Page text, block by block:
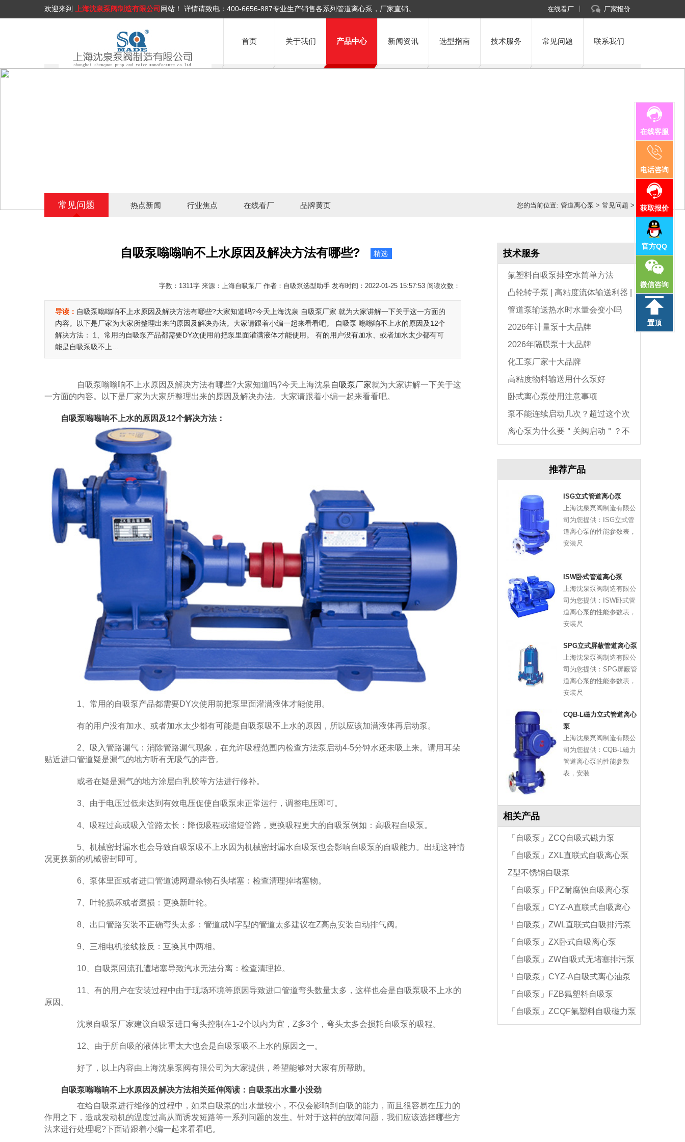
欢迎来到 上海沈泉泵阀制造有限公司 网站！ 详情请致电： 400-6656-887专业生产销售各系列管道离心泵，厂家直销。 在线看厂 厂家报价
首页 关于我们 产品中心 新闻资讯 选型指南 技术服务 常见问题 联系我们
在线客服
电话咨询
获取报价
官方QQ
微信咨询
置顶
常见问题 热点新闻 行业焦点 在线看厂 品牌黄页 您的当前位置:管道离心泵 >常见问题 >
自吸泵嗡嗡响不上水原因及解决方法有哪些? 精选
字数：1311字 来源：上海自吸泵厂 作者：自吸泵选型助手 发布时间：2022-01-25 15:57:53 阅读次数：
导读： 自吸泵嗡嗡响不上水原因及解决方法有哪些?大家知道吗?今天上海沈泉 自吸泵厂家 就为大家讲解一下关于这一方面的
内容。以下是厂家为大家所整理出来的原因及解决办法。大家请跟着小编一起来看看吧。 自吸泵 嗡嗡响不上水的原因及12个
解决方法： 1、常用的自吸泵产品都需要DY次使用前把泵里面灌满液体才能使用。 有的用户没有加水、或者加水太少都有可
能是自吸泵吸不上...
自吸泵嗡嗡响不上水原因及解决方法有哪些?大家知道吗?今天上海沈泉 自吸泵厂家就为大家讲解一下关于这
一方面的内容。以下是厂家为大家所整理出来的原因及解决办法。大家请跟着小编一起来看看吧。
自吸泵嗡嗡响不上水的原因及12个解决方法：
1、常用的自吸泵产品都需要DY次使用前把泵里面灌满液体才能使用。
有的用户没有加水、或者加水太少都有可能是自吸泵吸不上水的原因，所以应该加满液体再启动泵。
2、吸入管路漏气：消除管路漏气现象，在允许吸程范围内检查方法泵启动4-5分钟水还未吸上来。请用耳朵
贴近进口管道疑是漏气的地方听有无吸气的声音。
或者在疑是漏气的地方涂层白乳胶等方法进行修补。
3、由于电压过低未达到有效电压促使自吸泵未正常运行，调整电压即可。
4、吸程过高或吸入管路太长：降低吸程或缩短管路，更换吸程更大的自吸泵例如：高吸程自吸泵。
5、机械密封漏水也会导致自吸泵吸不上水因为机械密封漏水自吸泵也会影响自吸泵的自吸能力。出现这种情
况更换新的机械密封即可。
6、泵体里面或者进口管道滤网遭杂物石头堵塞：检查清理掉堵塞物。
7、叶轮损坏或者磨损：更换新叶轮。
8、出口管路安装不正确弯头太多：管道成N字型的管道太多建议在Z高点安装自动排气阀。
9、三相电机接线接反：互换其中两相。
10、自吸泵回流孔遭堵塞导致汽水无法分离：检查清理掉。
11、有的用户在安装过程中由于现场环境等原因导致进口管道弯头数量太多，这样也会是自吸泵吸不上水的
原因。
沈泉自吸泵厂家建议自吸泵进口弯头控制在1-2个以内为宜，Z多3个，弯头太多会损耗自吸泵的吸程。
12、由于所自吸的液体比重太大也会是自吸泵吸不上水的原因之一。
好了，以上内容由上海沈泉泵阀有限公司为大家提供，希望能够对大家有所帮助。
自吸泵嗡嗡响不上水原因及解决方法相关延伸阅读：自吸泵出水量小没劲
在给自吸泵进行维修的过程中，如果自吸泵的出水量较小，不仅会影响到自吸的能力，而且很容易在压力的
作用之下，造成发动机的温度过高从而诱发短路等一系列问题的发生。针对于这样的故障问题，我们应该选择哪些方
法来进行处理呢?下面请跟着小编一起来看看吧。
技术服务
氟塑料自吸泵排空水简单方法
凸轮转子泵 | 高粘度流体输送利器 |
选型与维护全指南
管道泵输送热水时水量会变小吗
2026年计量泵十大品牌
2026年隔膜泵十大品牌
化工泵厂家十大品牌
高粘度物料输送用什么泵好
卧式离心泵使用注意事项
泵不能连续启动几次？超过这个次
数，电机必坏
离心泵为什么要＂关阀启动＂？不
推荐产品
ISG立式管道离心泵
上海沈泉泵阀制造有限公
司为您提供：ISG立式管
道离心泵的性能参数表，
安装尺
ISW卧式管道离心泵
上海沈泉泵阀制造有限公
司为您提供：ISW卧式管
道离心泵的性能参数表，
安装尺
SPG立式屏蔽管道离心泵
上海沈泉泵阀制造有限公
司为您提供：SPG屏蔽管
道离心泵的性能参数表，
安装尺
CQB-L磁力立式管道离心
泵
上海沈泉泵阀制造有限公
司为您提供：CQB-L磁力
管道离心泵的性能参数
表，安装
相关产品
「自吸泵」ZCQ自吸式磁力泵
「自吸泵」ZXL直联式自吸离心泵
Z型不锈钢自吸泵
「自吸泵」FPZ耐腐蚀自吸离心泵
「自吸泵」CYZ-A直联式自吸离心
油泵「自吸泵」ZWL直联式自吸排污泵
「自吸泵」ZX卧式自吸离心泵
「自吸泵」ZW自吸式无堵塞排污泵
「自吸泵」CYZ-A自吸式离心油泵
「自吸泵」FZB氟塑料自吸泵
「自吸泵」ZCQF氟塑料自吸磁力泵